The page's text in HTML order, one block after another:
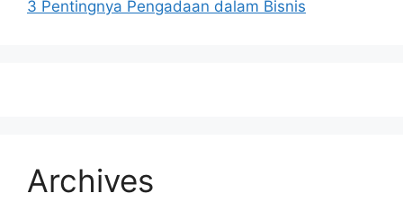
3 Pentingnya Pengadaan dalam Bisnis
Archives